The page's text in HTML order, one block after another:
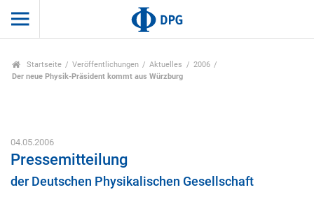
Startseite Veröffentlichungen Aktuelles
2006
Der neue Physik-Präsident kommt aus Würzburg
04.05.2006
Pressemitteilung
der Deutschen Physikalischen Gesellschaft